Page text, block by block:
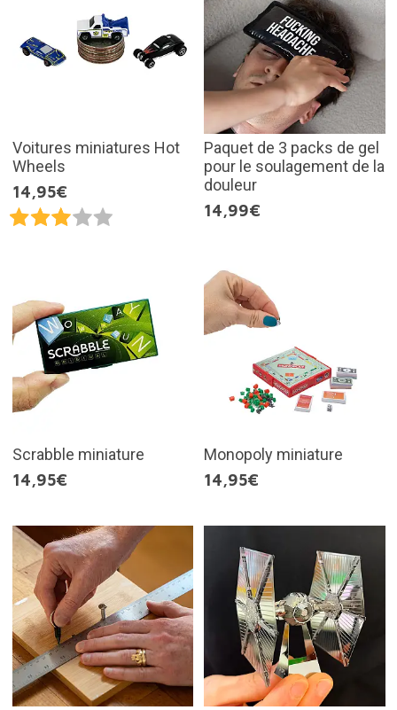
Voitures miniatures Hot
Wheels
14,95€
Paquet de 3 packs de gel
pour le soulagement de la
douleur
14,99€
Scrabble miniature
14,95€
Monopoly miniature
14,95€